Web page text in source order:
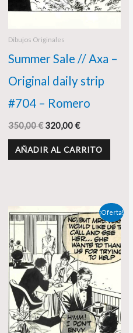
Dibujos Originales
Summer Sale // Axa –
Original daily strip
#704 – Romero
350,00€ 320,00€
AÑADIR AL CARRITO
¡Oferta!
El
precio
original
era:
350,00 €.
El
precio
actual
es:
320,00 €.